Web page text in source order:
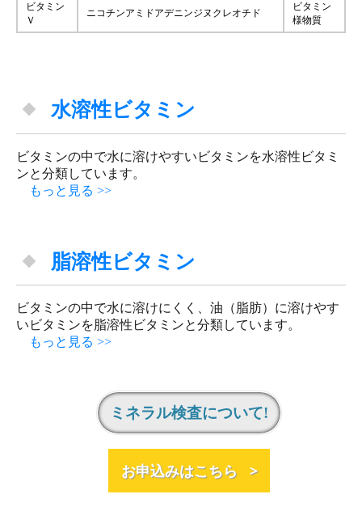
ビタミン
Ｖ
ニコチンアミドアデニンジヌクレオチド
ビタミン
様物質
水溶性ビタミン
ビタミンの中で水に溶けやすいビタミンを水溶性ビタミ
ンと分類しています。
もっと見る >>
脂溶性ビタミン
ビタミンの中で水に溶けにくく、油（脂肪）に溶けやす
いビタミンを脂溶性ビタミンと分類しています。
もっと見る >>
ミネラル検査について!
お申込みはこちら >